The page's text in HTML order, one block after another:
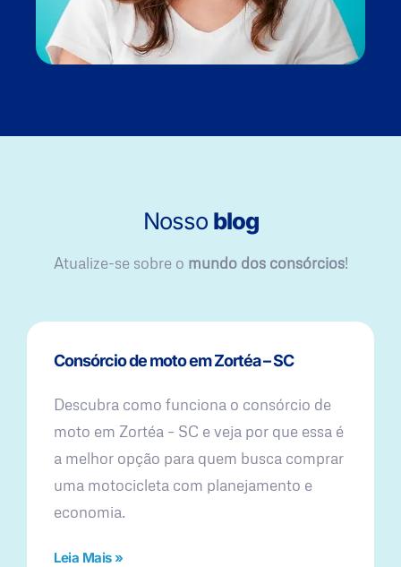
Nosso blog
Atualize-se sobre o mundo dos consórcios!
Consórcio de moto em Zortéa – SC
Descubra como funciona o consórcio de
moto em Zortéa – SC e veja por que essa é
a melhor opção para quem busca comprar
uma motocicleta com planejamento e
economia.
Leia Mais »